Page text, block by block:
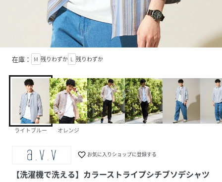
在庫： M 残りわずか L 残りわずか
ライトブルー オレンジ
favorite_border お気に入りショップに登録する
【洗濯機で洗える】カラーストライプシチブソデシャツ